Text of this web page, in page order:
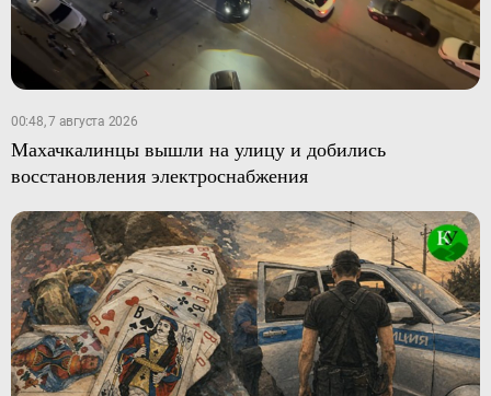
00:48, 7 августа 2026
Махачкалинцы вышли на улицу и добились
восстановления электроснабжения